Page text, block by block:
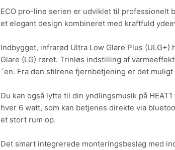
ECO pro-line serien er udviklet til
et elegant design kombineret med kraftfuld
Indbygget, infrarød Ultra Low Glare Plus
Glare (LG) røret. Trinløs indstilling af
´en. Fra den stilrene fjernbetjening er det
Du kan også lytte til din yndlingsmusik på
hver 6 watt, som kan betjenes direkte via
et stort rum op.
Det smart integrerede monteringsbeslag med